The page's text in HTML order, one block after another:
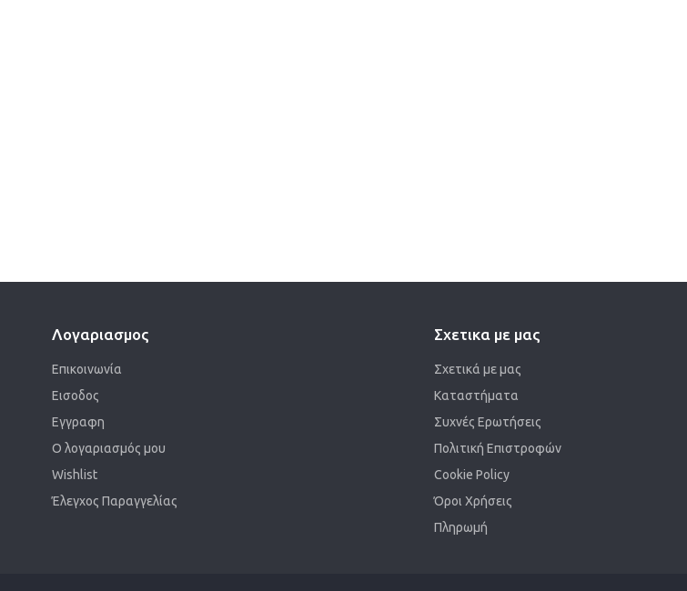
Λογαριασμος
Επικοινωνία
Εισοδος
Εγγραφη
Ο λογαριασμός μου
Wishlist
Έλεγχος Παραγγελίας
Σχετικα με μας
Σχετικά με μας
Καταστήματα
Συχνές Ερωτήσεις
Πολιτική Επιστροφών
Cookie Policy
Όροι Χρήσεις
Πληρωμή